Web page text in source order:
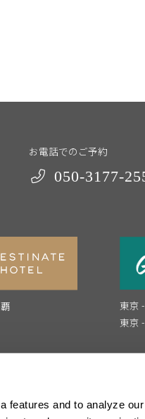
features and to analyze
お電話でのご予約
050-3177-
東京
東京
特定商取引法に基づく表記